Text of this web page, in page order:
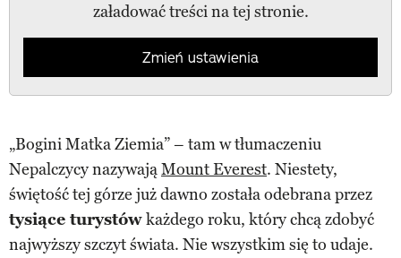
załadować treści na tej stronie.
Zmień ustawienia
„Bogini Matka Ziemia” – tam w tłumaczeniu
Nepalczycy nazywająMount Everest. Niestety,
świętość tej górze już dawno została odebrana przez
tysiące turystówkażdego roku, który chcą zdobyć
najwyższy szczyt świata. Nie wszystkim się to udaje.